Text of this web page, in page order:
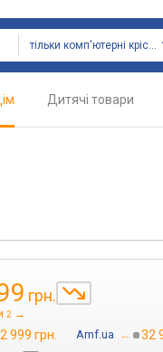
тільки комп'ютерні крісла
Дитячі товари
грн.
2 →
999 грн. Amf.ua →
32